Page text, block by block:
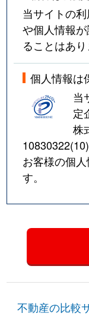
当サイトの
や個人情報
ることはあり
個人情報は
当
定
株
10830322(10)
お客様の個
す。
不動産の比較